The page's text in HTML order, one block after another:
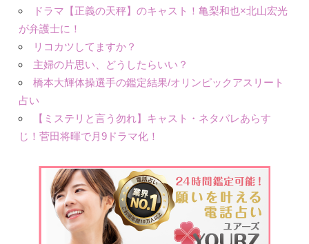
ドラマ【正義の天秤】のキャスト！亀梨和也×北山宏光
が弁護士に！
リコカツしてますか？
主婦の片思い、どうしたらいい？
橋本大輝体操選手の鑑定結果/オリンピックアスリート
占い
【ミステリと言う勿れ】キャスト・ネタバレあらす
じ！菅田将暉で月9ドラマ化！